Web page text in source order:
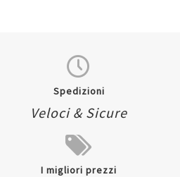
Spedizioni
Veloci & Sicure
I migliori prezzi